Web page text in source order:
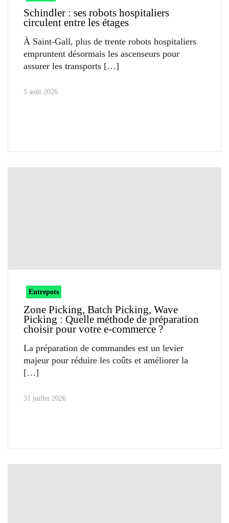
Schindler : ses robots hospitaliers
circulent entre les étages
À Saint-Gall, plus de trente robots hospitaliers
empruntent désormais les ascenseurs pour
assurer les transports
5 août 2026
Entrepots
Zone Picking, Batch Picking, Wave
Picking : Quelle méthode de préparation
choisir pour votre e-commerce ?
La préparation de commandes est un levier
majeur pour réduire les coûts et améliorer la
31 juillet 2026